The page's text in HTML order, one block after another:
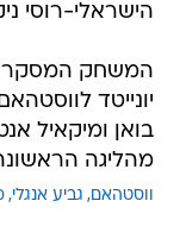
הישראלי-רוסי
המשחק המסקרן
יונייטד
בואן ומיקאיל
מהליגה
ווסטהאם גביע אנגלי